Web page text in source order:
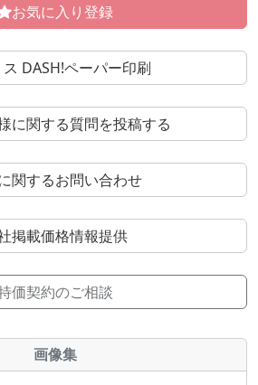
お気に入り登録
DASH!ペーパー印刷
に関する質問を投稿する
関するお問い合わせ
掲載価格情報提供
価契約のご相談
画像集